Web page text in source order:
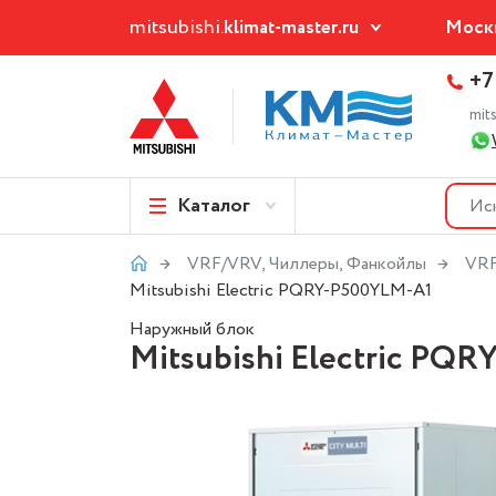
mitsubishi.klimat-master.ru
Каталог
VRF/VRV, Чиллеры, Фанкойлы
Mitsubishi Electric PQRY-P500YLM-A1
Наружный блок
Mitsubishi Electric